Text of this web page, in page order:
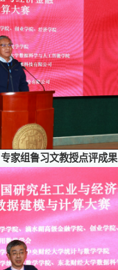
专家组鲁习文教授点评成果